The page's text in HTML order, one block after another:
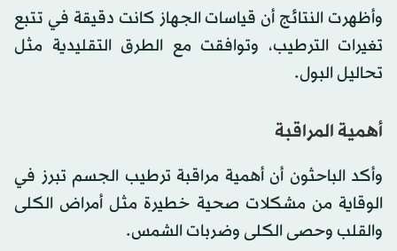
وأظهرت النتائج أن قياسات الجهاز كانت دقيقة في تتبع
تغيرات الترطيب، وتوافقت مع الطرق التقليدية مثل
تحاليل البول.
أهمية المراقبة
وأكد الباحثون أن أهمية مراقبة ترطيب الجسم تبرز في
الوقاية من مشكلات صحية خطيرة مثل أمراض الكلى
والقلب وحصى الكلى وضربات الشمس.